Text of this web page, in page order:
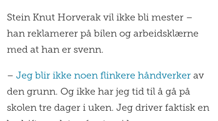
Stein Knut Horverak vil ikke bli mester –
han reklamerer på bilen og arbeidsklærne
med at han er svenn.
– Jeg blir ikke noen flinkere håndverkerav
den grunn. Og ikke har jeg tid til å gå på
skolen tre dager i uken. Jeg driver faktisk en